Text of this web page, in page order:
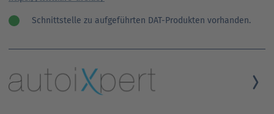
Schnittstelle zu aufgeführten DAT-Produkten vorhanden.